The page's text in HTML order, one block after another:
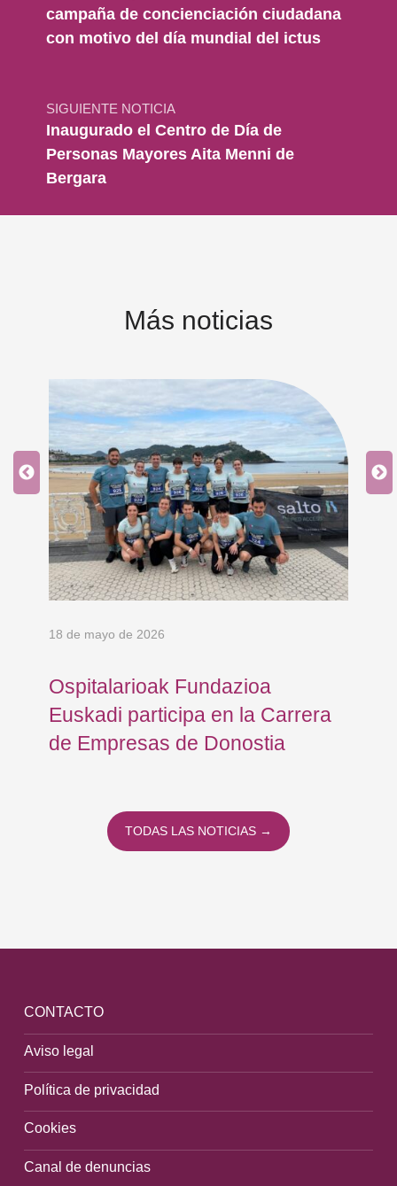
campaña de concienciación ciudadana
con motivo del día mundial del ictus
SIGUIENTE NOTICIA
Inaugurado el Centro de Día de
Personas Mayores Aita Menni de
Bergara
Más noticias
18 de mayo de 2026
Ospitalarioak Fundazioa
Euskadi participa en la Carrera
de Empresas de Donostia
TODAS LAS NOTICIAS →
CONTACTO
Aviso legal
Política de privacidad
Cookies
Canal de denuncias